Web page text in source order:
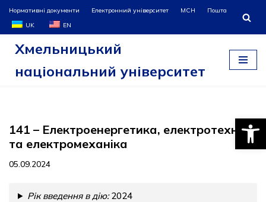
Перейти
до
Нормативні документи Електронний університет МСН
Пошта
UK
EN
Хмельницький
національний університет
141 – Електроенергетика, електротехніка
та електромеханіка
05.09.2024
Рік введення в дію:2024